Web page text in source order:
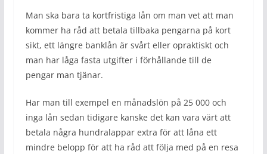
Man ska bara ta kortfristiga lån om man vet att man
kommer ha råd att betala tillbaka pengarna på kort
sikt, ett längre banklån är svårt eller opraktiskt och
man har låga fasta utgifter i förhållande till de
pengar man tjänar.
Har man till exempel en månadslön på 25 000 och
inga lån sedan tidigare kanske det kan vara värt att
betala några hundralappar extra för att låna ett
mindre belopp för att ha råd att följa med på en resa